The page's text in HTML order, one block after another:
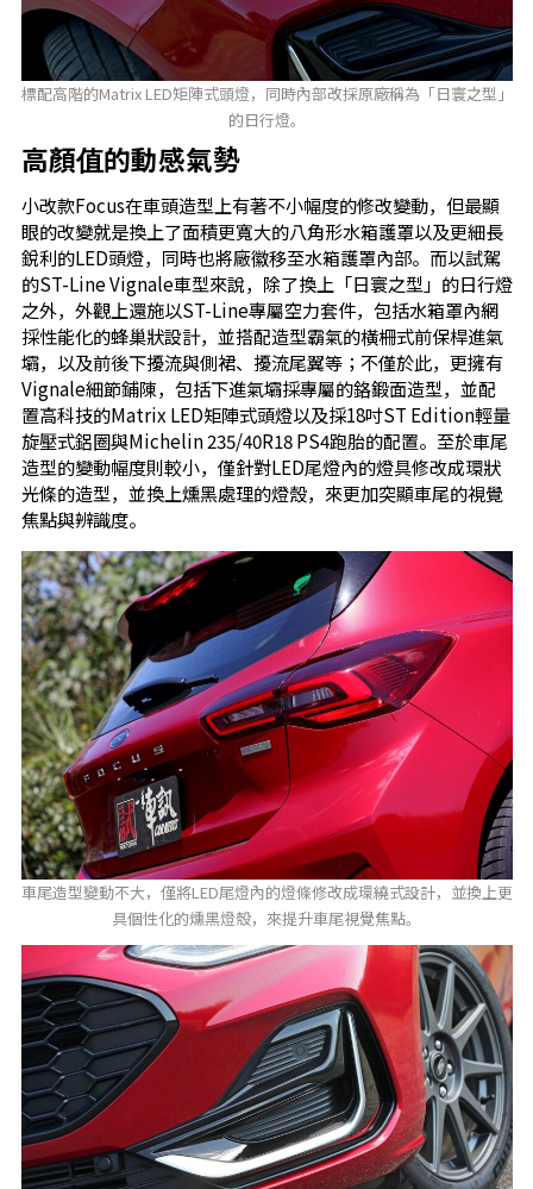
標配高階的Matrix LED矩陣式頭燈，同時內部改採原廠稱為「日寰之型」
的日行燈。
高顏值的動感氣勢
小改款Focus在車頭造型上有著不小幅度的修改變動，但最顯
眼的改變就是換上了面積更寬大的八角形水箱護罩以及更細長
銳利的LED頭燈，同時也將廠徽移至水箱護罩內部。而以試駕
的ST-Line Vignale車型來說，除了換上「日寰之型」的日行燈
之外，外觀上還施以ST-Line專屬空力套件，包括水箱罩內網
採性能化的蜂巢狀設計，並搭配造型霸氣的橫柵式前保桿進氣
壩，以及前後下擾流與側裙、擾流尾翼等；不僅於此，更擁有
Vignale細節鋪陳，包括下進氣壩採專屬的鉻鍛面造型，並配
置高科技的Matrix LED矩陣式頭燈以及採18吋ST Edition輕量
旋壓式鋁圈與Michelin 235/40R18 PS4跑胎的配置。至於車尾
造型的變動幅度則較小，僅針對LED尾燈內的燈具修改成環狀
光條的造型，並換上燻黑處理的燈殼，來更加突顯車尾的視覺
焦點與辨識度。
車尾造型變動不大，僅將LED尾燈內的燈條修改成環繞式設計，並換上更
具個性化的燻黑燈殼，來提升車尾視覺焦點。